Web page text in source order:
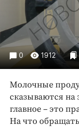
Общество
Погода
Праздники
Спорт
Экономика
ПРОЕКТЫ
0 1912
Молочные
сказываются на
главное – это
На что